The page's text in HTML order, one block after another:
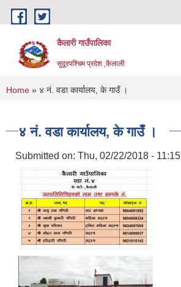
Skip to main content
कैलारी गाउँपालिका
सुदूरपश्चिम प्रदेश ,कैलाली
You are here
Home » ४ नं. वडा कार्यालय, के गाउँ ।
४ नं. वडा कार्यालय, के गाउँ ।
Submitted on: Thu, 02/22/2018 - 11:15